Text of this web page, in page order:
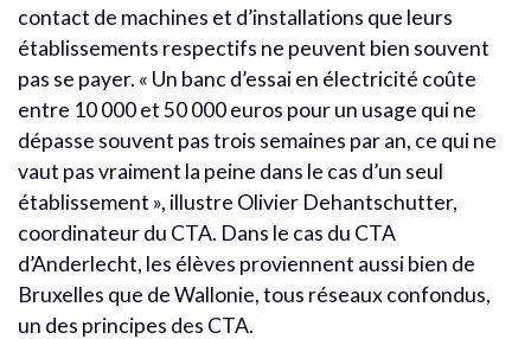
contact de machines et d’installations que leurs
établissements respectifs ne peuvent bien souvent
pas se payer. « Un banc d’essai en électricité coûte
entre 10 000 et 50 000 euros pour un usage qui ne
dépasse souvent pas trois semaines par an, ce qui ne
vaut pas vraiment la peine dans le cas d’un seul
établissement », illustre Olivier Dehantschutter,
coordinateur du CTA. Dans le cas du CTA
d’Anderlecht, les élèves proviennent aussi bien de
Bruxelles que de Wallonie, tous réseaux confondus,
un des principes des CTA.